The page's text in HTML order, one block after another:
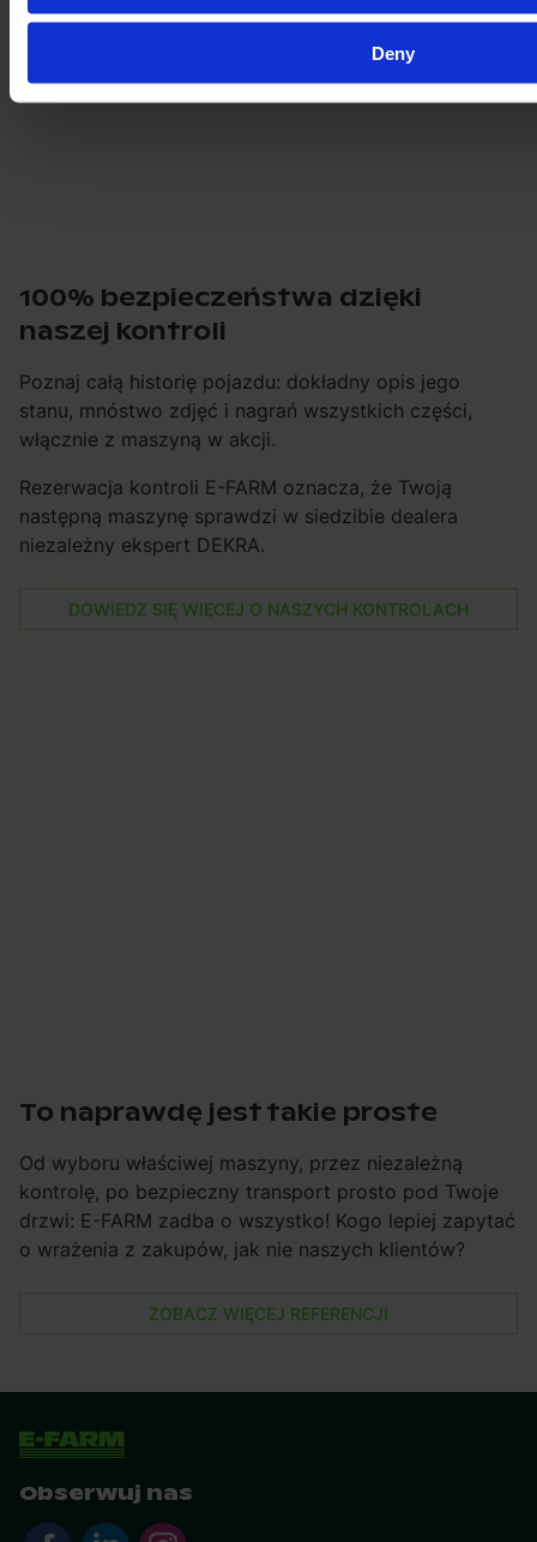
Deny
100% bezpieczeństwa dzięki
naszej kontroli
Poznaj całą historię pojazdu: dokładny opis jego
stanu, mnóstwo zdjęć i nagrań wszystkich części,
włącznie z maszyną w akcji.
Rezerwacja kontroli E-FARM oznacza, że Twoją
następną maszynę sprawdzi w siedzibie dealera
niezależny ekspert DEKRA.
DOWIEDZ SIĘ WIĘCEJ O NASZYCH KONTROLACH
To naprawdę jest takie proste
Od wyboru właściwej maszyny, przez niezależną
kontrolę, po bezpieczny transport prosto pod Twoje
drzwi: E-FARM zadba o wszystko! Kogo lepiej zapytać
o wrażenia z zakupów, jak nie naszych klientów?
ZOBACZ WIĘCEJ REFERENCJI
Obserwuj nas